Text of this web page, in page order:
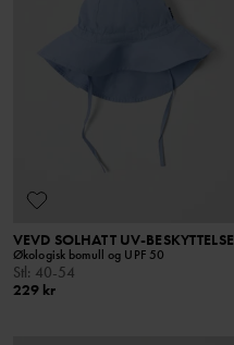
VEVD SOLHATT UV-BESKYTTELSE
Økologisk bomull og UPF 50
Stl: 40-54
229 kr